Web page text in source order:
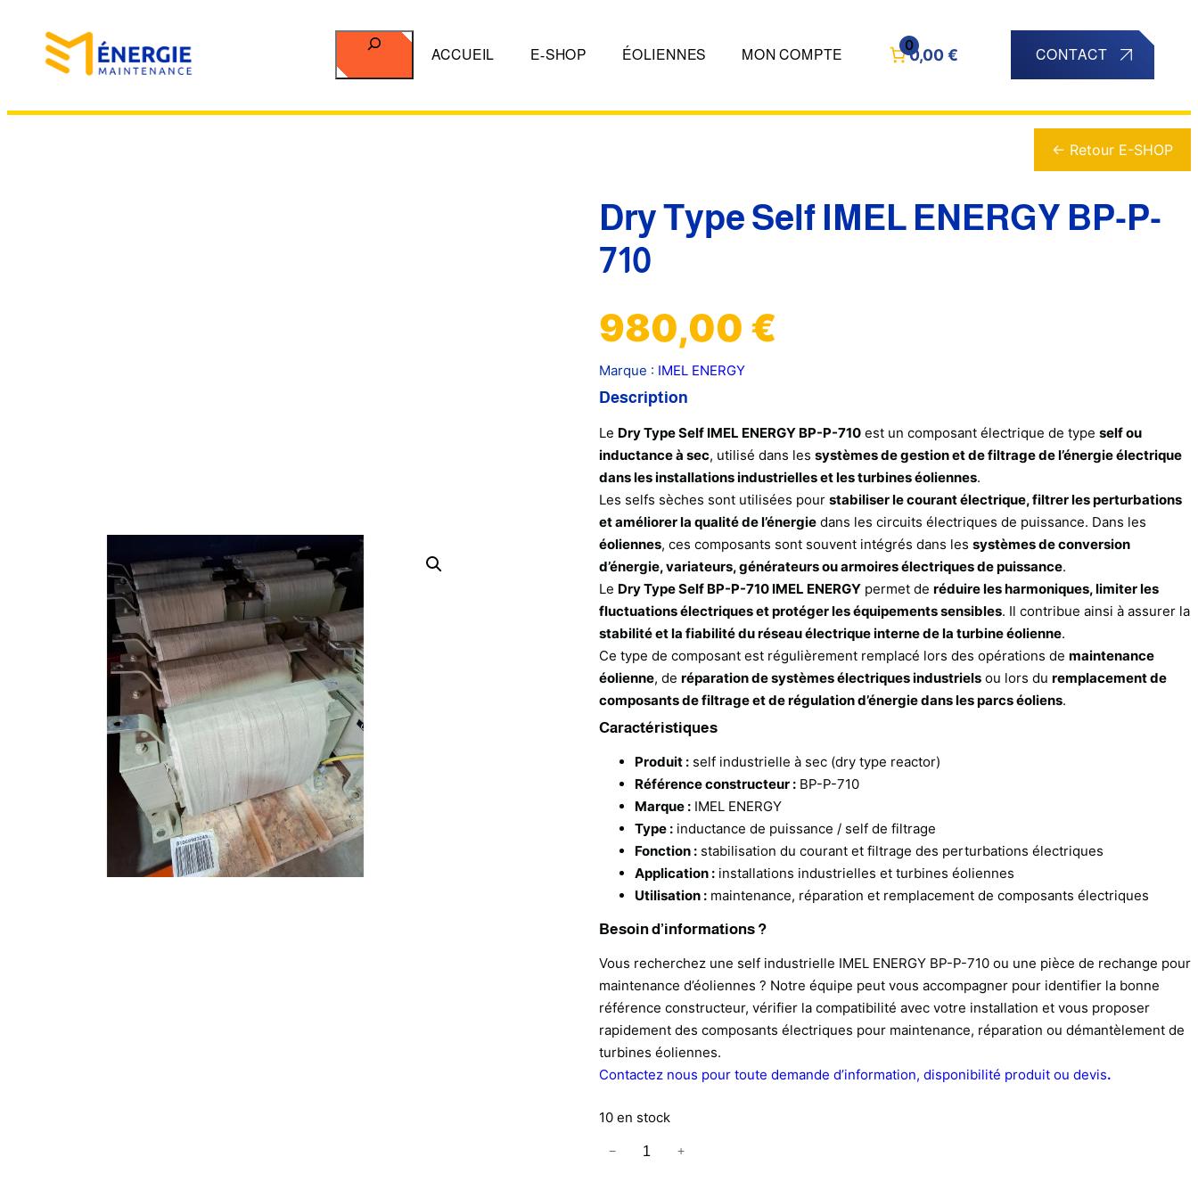
Rechercher
ACCUEIL E-SHOP ÉOLIENNES MON COMPTE
0
0,00 € CONTACT
← Retour E-SHOP
Dry Type Self IMEL ENERGY BP-P-
710
980,00 €
Marque : IMEL ENERGY
Description
Le Dry Type Self IMEL ENERGY BP-P-710 est un composant électrique de type self ou
inductance à sec, utilisé dans les systèmes de gestion et de filtrage de l’énergie électrique
dans les installations industrielles et les turbines éoliennes.
Les selfs sèches sont utilisées pour stabiliser le courant électrique, filtrer les perturbations
et améliorer la qualité de l’énergie dans les circuits électriques de puissance. Dans les
éoliennes, ces composants sont souvent intégrés dans les systèmes de conversion
d’énergie, variateurs, générateurs ou armoires électriques de puissance.
Le Dry Type Self BP-P-710 IMEL ENERGY permet de réduire les harmoniques, limiter les
fluctuations électriques et protéger les équipements sensibles. Il contribue ainsi à assurer la
stabilité et la fiabilité du réseau électrique interne de la turbine éolienne.
Ce type de composant est régulièrement remplacé lors des opérations de maintenance
éolienne, de réparation de systèmes électriques industriels ou lors du remplacement de
composants de filtrage et de régulation d’énergie dans les parcs éoliens.
Caractéristiques
Produit : self industrielle à sec (dry type reactor)
Référence constructeur : BP-P-710
Marque : IMEL ENERGY
Type : inductance de puissance / self de filtrage
Fonction : stabilisation du courant et filtrage des perturbations électriques
Application : installations industrielles et turbines éoliennes
Utilisation : maintenance, réparation et remplacement de composants électriques
Besoin d’informations ?
Vous recherchez une self industrielle IMEL ENERGY BP-P-710 ou une pièce de rechange pour
maintenance d’éoliennes ? Notre équipe peut vous accompagner pour identifier la bonne
référence constructeur, vérifier la compatibilité avec votre installation et vous proposer
rapidement des composants électriques pour maintenance, réparation ou démantèlement de
turbines éoliennes.
Contactez nous pour toute demande d’information, disponibilité produit ou devis.
10 en stock
− +